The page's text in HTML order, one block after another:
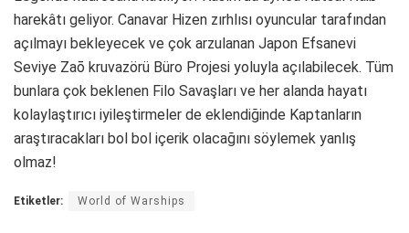
harekâtı geliyor. Canavar Hizen zırhlısı oyuncular tarafından
açılmayı bekleyecek ve çok arzulanan Japon Efsanevi
Seviye Zaō kruvazörü Büro Projesi yoluyla açılabilecek. Tüm
bunlara çok beklenen Filo Savaşları ve her alanda hayatı
kolaylaştırıcı iyileştirmeler de eklendiğinde Kaptanların
araştıracakları bol bol içerik olacağını söylemek yanlış
olmaz!
Etiketler: World of Warships